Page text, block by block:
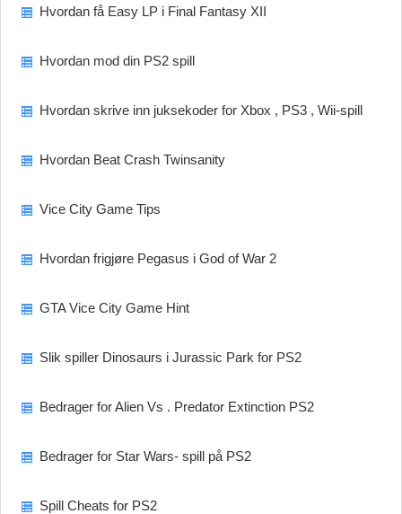
Hvordan få Easy LP i Final Fantasy XII
Hvordan mod din PS2 spill
Hvordan skrive inn juksekoder for Xbox , PS3 , Wii-spill
Hvordan Beat Crash Twinsanity
Vice City Game Tips
Hvordan frigjøre Pegasus i God of War 2
GTA Vice City Game Hint
Slik spiller Dinosaurs i Jurassic Park for PS2
Bedrager for Alien Vs . Predator Extinction PS2
Bedrager for Star Wars- spill på PS2
Spill Cheats for PS2